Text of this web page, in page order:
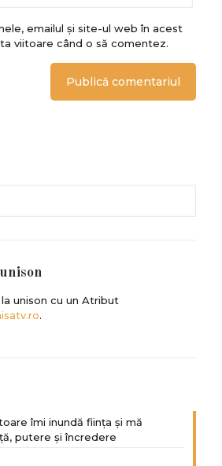
emailul și site-ul web în acest
viitoare când o să comentez.
unison cu un Atribut
.
îmi inundă ființa și mă
putere și încredere